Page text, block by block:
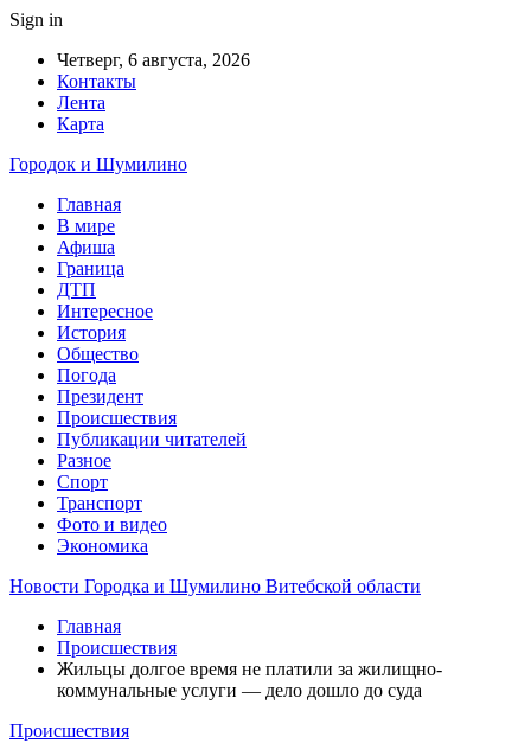
Sign in
Четверг, 6 августа, 2026
Контакты
Лента
Карта
Городок и Шумилино
Главная
В мире
Афиша
Граница
ДТП
Интересное
История
Общество
Погода
Президент
Происшествия
Публикации читателей
Разное
Спорт
Транспорт
Фото и видео
Экономика
Новости Городка и Шумилино Витебской области
Главная
Происшествия
Жильцы долгое время не платили за жилищно-
коммунальные услуги — дело дошло до суда
Происшествия